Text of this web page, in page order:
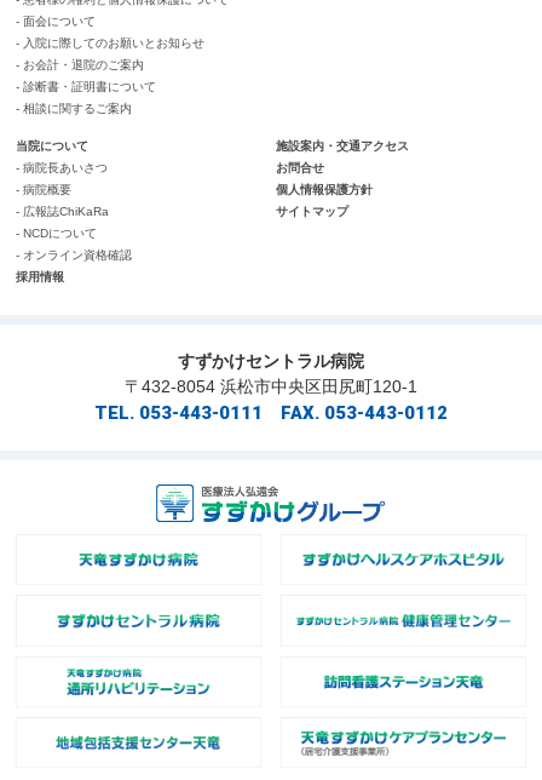
- 面会について
- 入院に際してのお願いとお知らせ
- お会計・退院のご案内
- 診断書・証明書について
- 相談に関するご案内
当院について
- 病院長あいさつ
- 病院概要
- 広報誌ChiKaRa
- NCDについて
- オンライン資格確認
採用情報
施設案内・交通アクセス
お問合せ
個人情報保護方針
サイトマップ
すずかけセントラル病院
〒432-8054 浜松市中央区田尻町120-1
TEL. 053-443-0111 FAX. 053-443-0112